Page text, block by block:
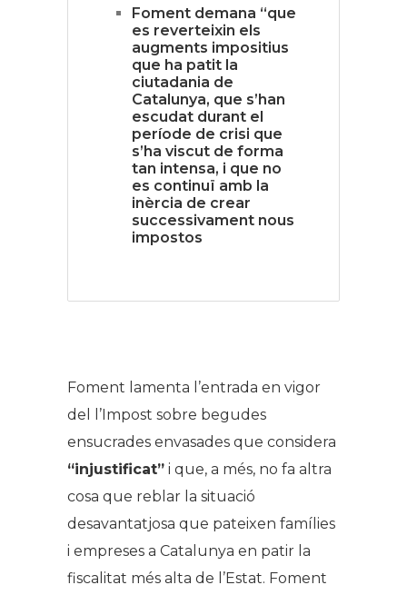
Foment demana “que
es reverteixin els
augments impositius
que ha patit la
ciutadania de
Catalunya, que s’han
escudat durant el
període de crisi que
s’ha viscut de forma
tan intensa, i que no
es continuï amb la
inèrcia de crear
successivament nous
impostos
Foment lamenta l’entrada en vigor
del l’Impost sobre begudes
ensucrades envasades que considera
“injustificat” i que, a més, no fa altra
cosa que reblar la situació
desavantatjosa que pateixen famílies
i empreses a Catalunya en patir la
fiscalitat més alta de l’Estat. Foment